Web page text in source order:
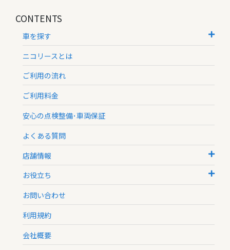
CONTENTS
車を探す
ニコリースとは
ご利用の流れ
ご利用料金
安心の点検整備･車両保証
よくある質問
店舗情報
お役立ち
お問い合わせ
利用規約
会社概要